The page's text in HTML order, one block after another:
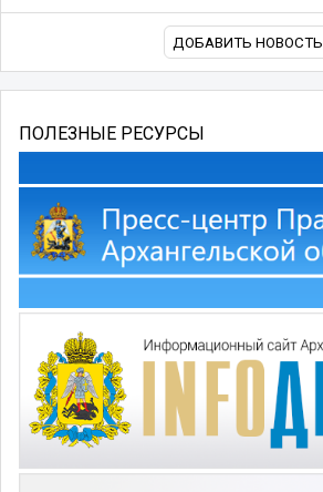
ДОБАВИТЬ НОВОСТЬ
ПОЛЕЗНЫЕ РЕСУРСЫ